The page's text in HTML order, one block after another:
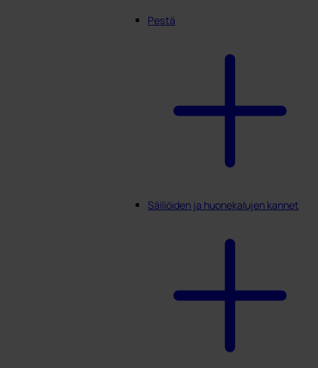
Pestä
Säiliöiden ja huonekalujen kannet